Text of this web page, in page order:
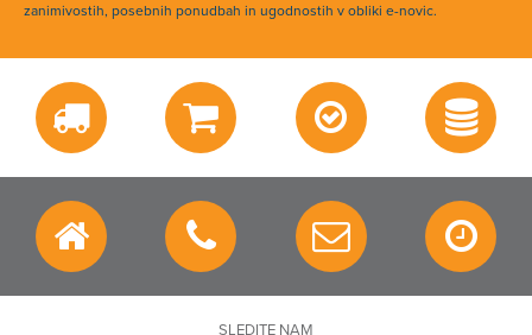
zanimivostih, posebnih ponudbah in ugodnostih v obliki e-novic.
SLEDITE NAM